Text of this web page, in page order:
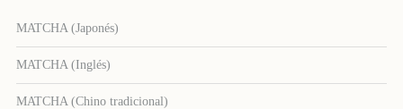
MATCHA (Japonés)
MATCHA (Inglés)
MATCHA (Chino tradicional)